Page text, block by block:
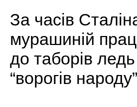
За часів
мурашиній
до таборів
“ворогів